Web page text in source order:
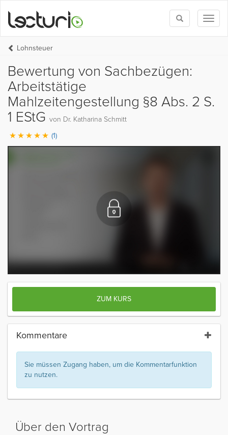
Toggle
search
Lohnsteuer
Bewertung von Sachbezügen:
Arbeitstätige
Mahlzeitengestellung §8 Abs. 2 S.
1 EStG von Dr. Katharina Schmitt
(1)
ZUM KURS
Kommentare
Sie müssen Zugang haben, um die Kommentarfunktion
zu nutzen.
Über den Vortrag